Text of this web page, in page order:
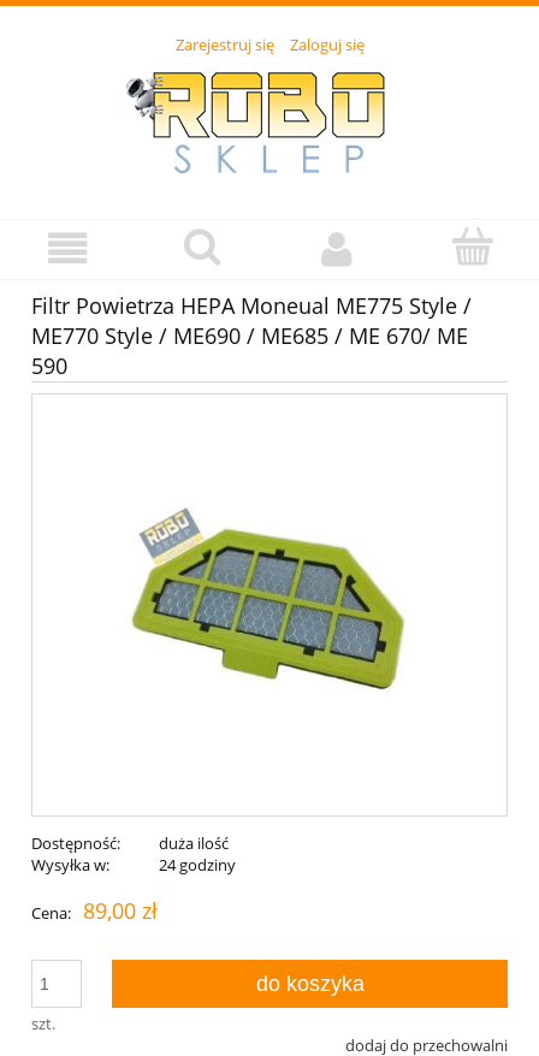
Zarejestruj się Zaloguj się
Filtr Powietrza HEPA Moneual ME775 Style /
ME770 Style / ME690 / ME685 / ME 670/ ME
590
Dostępność:
duża ilość
Wysyłka w:
24 godziny
Cena: 89,00 zł
szt.
do koszyka
dodaj do przechowalni